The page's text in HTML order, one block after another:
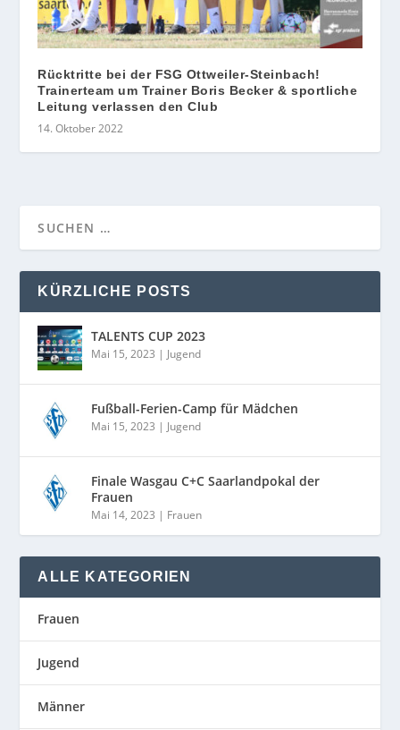
Rücktritte bei der FSG Ottweiler-Steinbach!
Trainerteam um Trainer Boris Becker & sportliche
Leitung verlassen den Club
14. Oktober 2022
KÜRZLICHE POSTS
TALENTS CUP 2023
Mai 15, 2023 | Jugend
Fußball-Ferien-Camp für Mädchen
Mai 15, 2023 | Jugend
Finale Wasgau C+C Saarlandpokal der
Frauen
Mai 14, 2023 | Frauen
ALLE KATEGORIEN
Frauen
Jugend
Männer